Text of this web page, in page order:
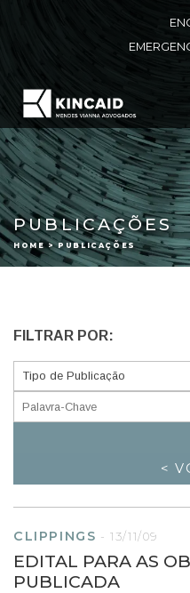
PUBLICAÇÕES
HOME > PUBLICAÇÕES
FILTRAR POR:
<
CLIPPINGS -13/11/09
EDITAL PARA AS
PUBLICADA